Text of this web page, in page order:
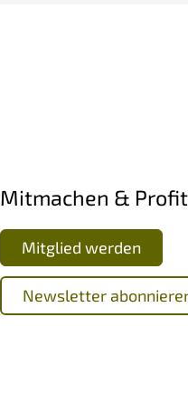
Mitmachen &
Mitglied werden
Newsletter